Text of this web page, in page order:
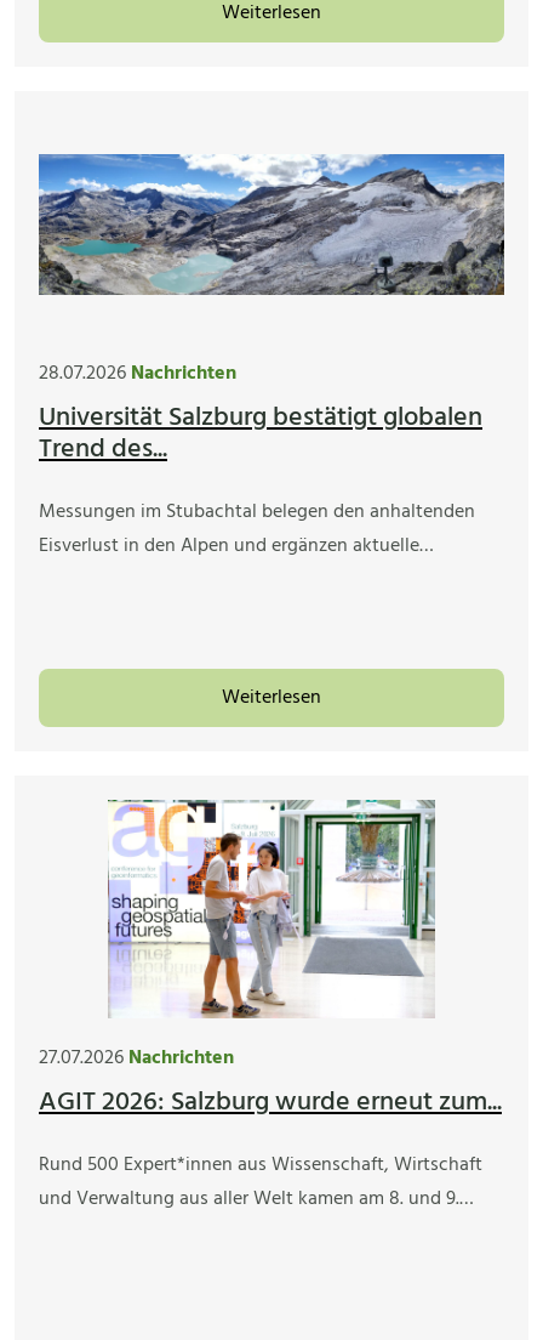
Weiterlesen
28.07.2026Nachrichten
Universität Salzburg bestätigt globalen
Trend des...
Messungen im Stubachtal belegen den anhaltenden
Eisverlust in den Alpen und ergänzen aktuelle…
Weiterlesen
27.07.2026Nachrichten
AGIT 2026: Salzburg wurde erneut zum...
Rund 500 Expert*innen aus Wissenschaft, Wirtschaft
und Verwaltung aus aller Welt kamen am 8. und 9.…